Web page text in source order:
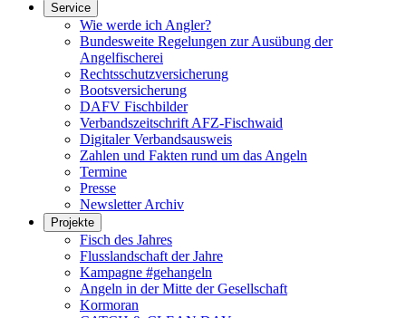
Service
Wie werde ich Angler?
Bundesweite Regelungen zur Ausübung der
Angelfischerei
Rechtsschutzversicherung
Bootsversicherung
DAFV Fischbilder
Verbandszeitschrift AFZ-Fischwaid
Digitaler Verbandsausweis
Zahlen und Fakten rund um das Angeln
Termine
Presse
Newsletter Archiv
Projekte
Fisch des Jahres
Flusslandschaft der Jahre
Kampagne #gehangeln
Angeln in der Mitte der Gesellschaft
Kormoran